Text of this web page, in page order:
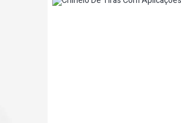
3º
calca jeans